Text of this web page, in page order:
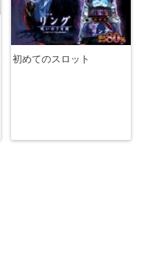
初めてのスロット